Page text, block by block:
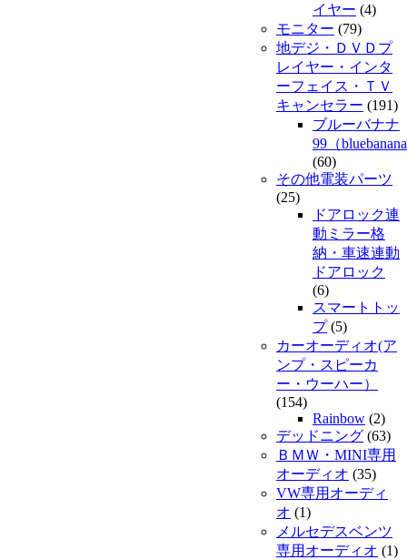
イヤー (4)
モニター (79)
地デジ・ＤＶＤプ
レイヤー・インタ
ーフェイス・ＴＶ
キャンセラー (191)
ブルーバナナ
99（
(60)
その他電装パーツ
(25)
ドアロック連
動ミラー格
納・車速連動
ドアロック
(6)
スマートトッ
プ(5)
カーオーディオ(ア
ンプ・スピーカ
ー・ウーハー）
(154)
Rainbow (2)
デッドニング (63)
ＢＭＷ・MINI専用
オーディオ (35)
VW専用オーディ
オ (1)
メルセデスベンツ
専用オーディオ (1)